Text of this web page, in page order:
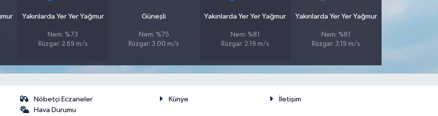
Yakınlarda Yer Yer Yağmur
Nem: %73
Rüzgar: 2.69 m/s
Güneşli
Nem: %75
Rüzgar: 3.00 m/s
Yakınlarda Yer Yer Yağmur
Nem: %81
Rüzgar: 2.19 m/s
Yakınlarda Yer Yer Yağmur
Nem: %81
Rüzgar: 3.19 m/s
Nöbetçi Eczaneler
Hava Durumu
Künye İletişim